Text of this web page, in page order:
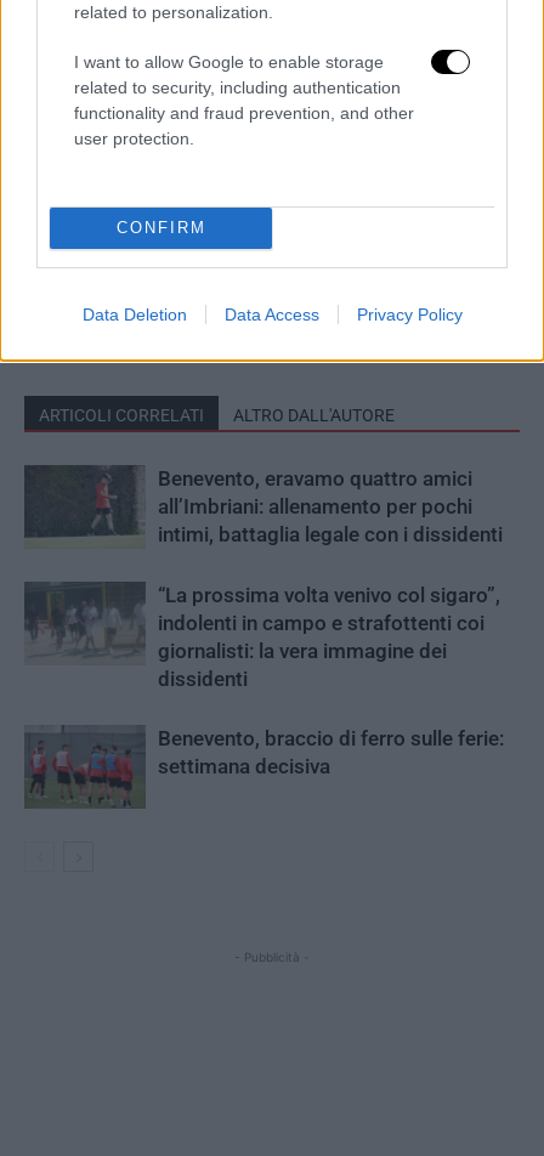
related to personalization.
I want to allow Google to enable storage
related to security, including authentication
functionality and fraud prevention, and other
user protection.
CONFIRM
Data Deletion Data Access Privacy Policy
ARTICOLI CORRELATI ALTRO DALL'AUTORE
Benevento, eravamo quattro amici
all’Imbriani: allenamento per pochi
intimi, battaglia legale con i dissidenti
“La prossima volta venivo col sigaro”,
indolenti in campo e strafottenti coi
giornalisti: la vera immagine dei
dissidenti
Benevento, braccio di ferro sulle ferie:
settimana decisiva
- Pubblicità -